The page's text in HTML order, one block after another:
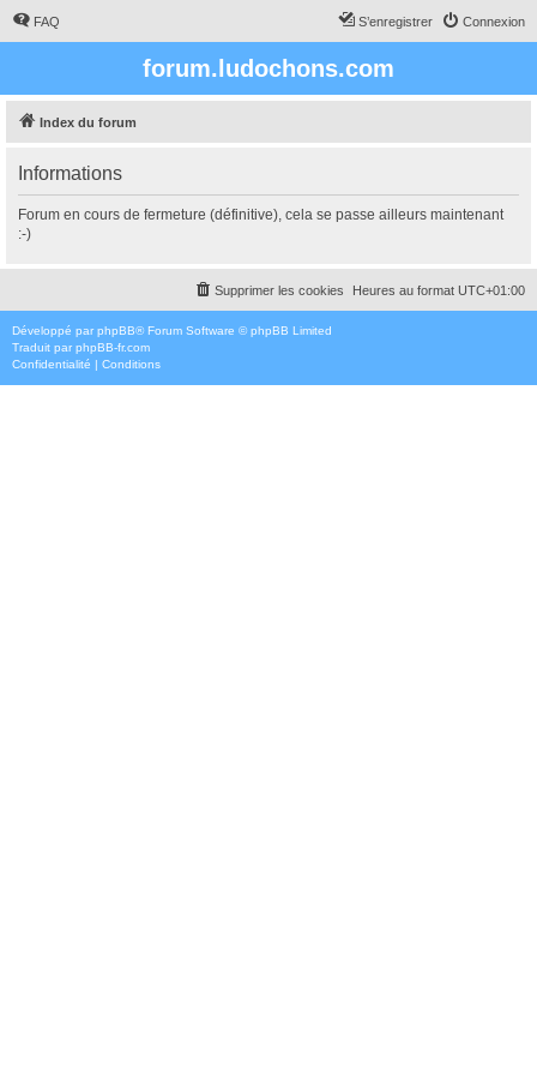
FAQ Connexion
S’enregistrer
forum.ludochons.com
Index du forum
Informations
Forum en cours de fermeture (définitive), cela se passe ailleurs maintenant
:-)
Heures au format UTC+01:00
Supprimer les cookies
Développé par phpBB® Forum Software © phpBB Limited
Traduit par phpBB-fr.com
Confidentialité | Conditions